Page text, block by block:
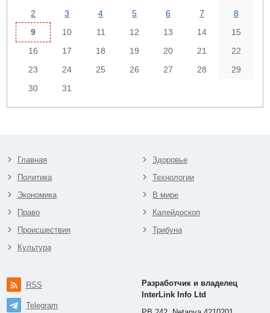
2
3 4 5 6 7
8
9
10 11 12 13 14
15
16
17 18 19 20 21
22
23
24 25 26 27 28
29
30
31
Главная
Политика
Экономика
Право
Происшествия
Культура
Здоровье
Технологии
В мире
Калейдоскоп
Трибуна
RSS
Telegram
Разработчик и владелец
InterLink Info Ltd